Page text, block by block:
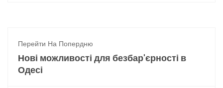
Перейти На Попердню
Нові можливості для безбар'єрності в
Одесі